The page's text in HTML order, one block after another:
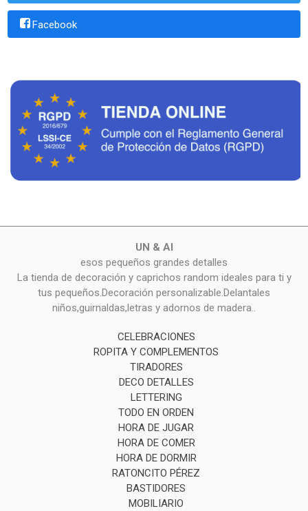
Facebook
UN & AI
esos pequeños grandes detalles
La tienda de decoración y caprichos random ideales para ti y
tus pequeños.Decoración personalizable.Delantales
niños,guirnaldas,letras y adornos de madera..
CELEBRACIONES
ROPITA Y COMPLEMENTOS
TIRADORES
DECO DETALLES
LETTERING
TODO EN ORDEN
HORA DE JUGAR
HORA DE COMER
HORA DE DORMIR
RATONCITO PÉREZ
BASTIDORES
MOBILIARIO